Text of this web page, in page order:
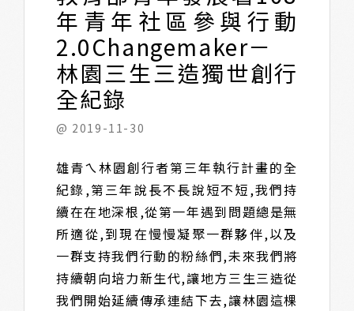
年青年社區參與行動
2.0Changemaker－
林園三生三造獨世創行
全紀錄
@ 2019-11-30
雄青ㄟ林園創行者第三年執行計畫的全
紀錄,第三年說長不長說短不短,我們持
續在在地深根,從第一年遇到問題總是無
所適從,到現在慢慢凝聚一群夥伴,以及
一群支持我們行動的粉絲們,未來我們將
持續朝向培力新生代,讓地方三生三造從
我們開始延續傳承連結下去,讓林園這棵